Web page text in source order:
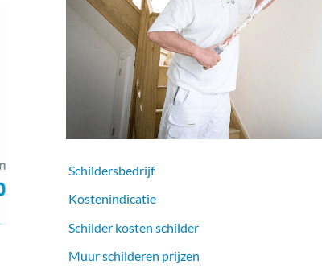
Schildersbedrijf
Kostenindicatie
Schilder kosten schilder
Muur schilderen prijzen